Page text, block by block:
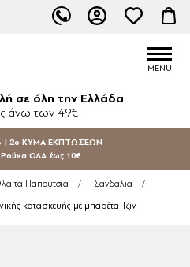
σε όλη την Ελλάδα
άνω των 49€
| 2ο ΚΥΜΑ ΕΚΠΤΩΣΕΩΝ
Ρούχα ΟΛΑ έως 10€
τα Παπούτσια / Σανδάλια /
κατασκευής με μπαρέτα Τζιν